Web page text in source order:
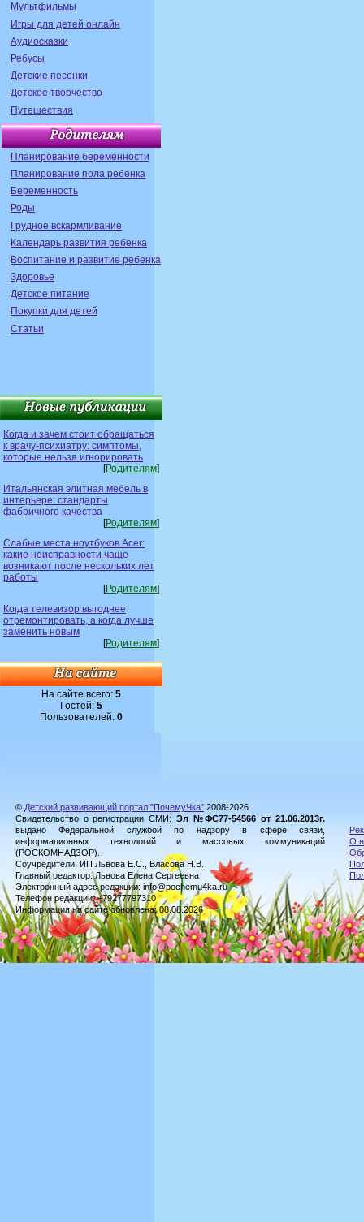
Мультфильмы
Игры для детей онлайн
Аудиосказки
Ребусы
Детские песенки
Детское творчество
Путешествия
Планирование беременности
Планирование пола ребенка
Беременность
Роды
Грудное вскармливание
Календарь развития ребенка
Воспитание и развитие ребенка
Здоровье
Детское питание
Покупки для детей
Статьи
Когда и зачем стоит обращаться
к врачу-психиатру: симптомы,
которые нельзя игнорировать
[Родителям]
Итальянская элитная мебель в
интерьере: стандарты
фабричного качества
[Родителям]
Слабые места ноутбуков Acer:
какие неисправности чаще
возникают после нескольких лет
работы
[Родителям]
Когда телевизор выгоднее
отремонтировать, а когда лучше
заменить новым
[Родителям]
На сайте всего: 5
Гостей: 5
Пользователей: 0
© Детский развивающий портал "ПочемуЧка" 2008-2026
Свидетельство о регистрации СМИ: Эл №ФС77-54566 от 21.06.2013г.
выдано Федеральной службой по надзору в сфере связи,
информационных технологий и массовых коммуникаций
(РОСКОМНАДЗОР).
Соучредители: ИП Львова Е.С., Власова Н.В.
Главный редактор: Львова Елена Сергеевна
Электронный адрес редакции: info@pochemu4ka.ru
Телефон редакции: +79277797310
Информация на сайте обновлена: 08.08.2026
О